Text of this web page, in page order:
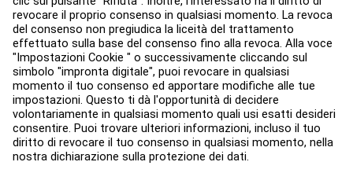
Legale
Accessibilità
Accedi ad Facility Connect